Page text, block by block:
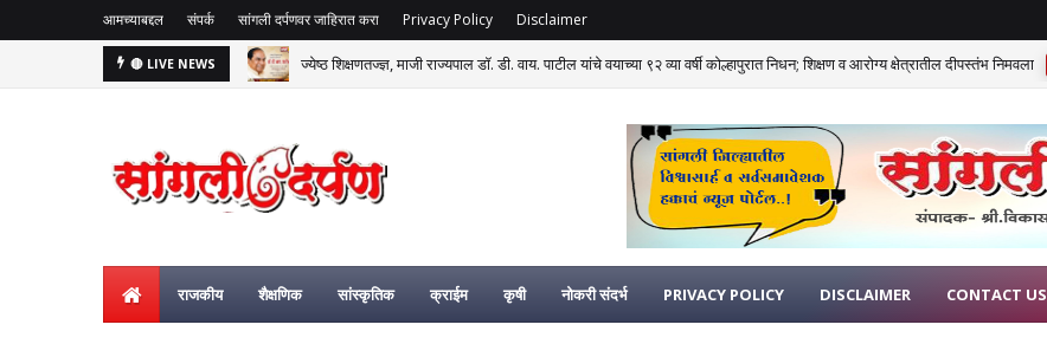
आमच्याबद्दल संपर्क सांगली दर्पणवर जाहिरात करा Privacy Policy Disclaimer
🔴 LIVE NEWS
ज्येष्ठ शिक्षणतज्ज्ञ, माजी राज्यपाल डॉ. डी. वाय. पाटील यांचे वयाच्या ९२ व्या वर्षी कोल्हापुरात निधन; शिक्षण व आरोग्य क्षेत्रातील दीपस्तंभ निमवला
दारूचे चाहते शॉक! तुमचे आवडते ब्रँड्स बाजारातून गायब; 'या' मोठ्या कारणामुळे विक्रीबंदी! धक्कादायक!
राजकीय शैक्षणिक सांस्कृतिक क्राईम कृषी नोकरी संदर्भ PRIVACY POLICY DISCLAIMER CONTACT US